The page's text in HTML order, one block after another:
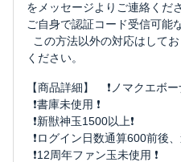
をメッセージよりご連絡くださ
ご自身で認証コード受信可能
この方法以外の対応はして
ください。
【商品詳細】 ❗️ノマクエボ
❗️書庫未使用 ❗️
❗️新獣神玉1500以上❗️
❗️ログイン日数通算600前後
❗️12周年ファン玉未使用 ❗️